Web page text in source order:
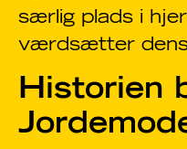
særlig plads i
værdsætter dens
Historien